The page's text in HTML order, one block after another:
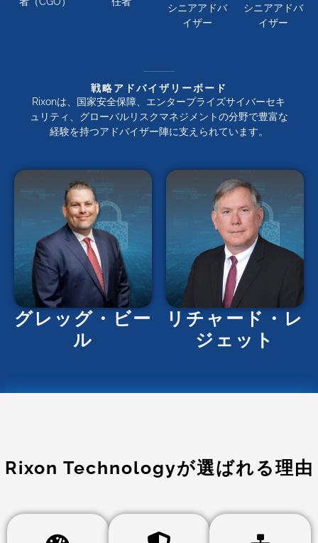
シニアアドバ
イザー
シニアアドバ
イザー
戦略アドバイザリーボード
Rixonは、国家安全保障、エンタープライズサイバーセキ
ュリティ、グローバルリスクマネジメントの分野で豊富な
経験を持つアドバイザー陣に支えられています。
グレッグ・ビー
ル
リチャード・レ
ジェット
Rixon Technologyが選ばれる理由